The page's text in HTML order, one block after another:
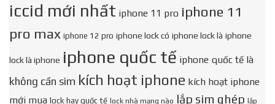
iccid mới nhất iphone 11 pro iphone 11
pro max iphone 12 pro iphone lock có iphone lock là iphone
lock là iphone iphone quốc tế iphone quốc tế là
không cần sim kích hoạt iphone kích hoạt iphone
mới mua lock hay quốc tế lock nhà mạng nào lắp sim ghép lắp